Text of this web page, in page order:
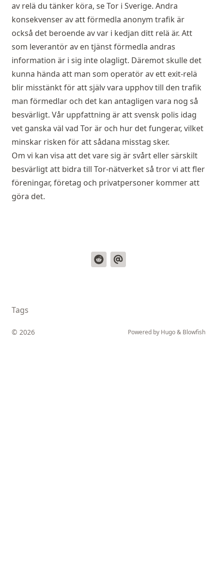
av relä du tänker köra, seTor i Sverige. Andra
konsekvenser av att förmedla anonym trafik är
också det beroende av var i kedjan ditt relä är. Att
som leverantör av en tjänst förmedla andras
information är i sig inte olagligt. Däremot skulle det
kunna hända att man som operatör av ett exit-relä
blir misstänkt för att själv vara upphov till den trafik
man förmedlar och det kan antagligen vara nog så
besvärligt. Vår uppfattning är att svensk polis idag
vet ganska väl vad Tor är och hur det fungerar, vilket
minskar risken för att sådana misstag sker.
Om vi kan visa att det vare sig är svårt eller särskilt
besvärligt att bidra till Tor-nätverket så tror vi att fler
föreningar, företag och privatpersoner kommer att
göra det.
Tags
© 2026 Powered by Hugo& Blowfish